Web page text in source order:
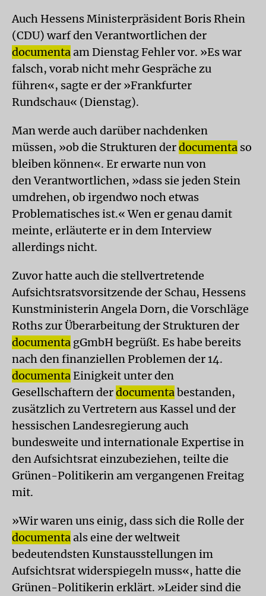
Auch Hessens Ministerpräsident Boris Rhein
(CDU) warf den Verantwortlichen der
documentaam Dienstag Fehler vor. »Es war
falsch, vorab nicht mehr Gespräche zu
führen«, sagte er der »Frankfurter
Rundschau« (Dienstag).
Man werde auch darüber nachdenken
müssen, »ob die Strukturen derdocumenta so
bleiben können«. Er erwarte nun von
den Verantwortlichen, »dass sie jeden Stein
umdrehen, ob irgendwo noch etwas
Problematisches ist.« Wen er genau damit
meinte, erläuterte er in dem Interview
allerdings nicht.
Zuvor hatte auch die stellvertretende
Aufsichtsratsvorsitzende der Schau, Hessens
Kunstministerin Angela Dorn, die Vorschläge
Roths zur Überarbeitung der Strukturen der
documenta gGmbH begrüßt. Es habe bereits
nach den finanziellen Problemen der 14.
documentaEinigkeit unter den
Gesellschaftern derdocumentabestanden,
zusätzlich zu Vertretern aus Kassel und der
hessischen Landesregierung auch
bundesweite und internationale Expertise in
den Aufsichtsrat einzubeziehen, teilte die
Grünen-Politikerin am vergangenen Freitag
mit.
»Wir waren uns einig, dass sich die Rolle der
documentaals eine der weltweit
bedeutendsten Kunstausstellungen im
Aufsichtsrat widerspiegeln muss«, hatte die
Grünen-Politikerin erklärt. »Leider sind die